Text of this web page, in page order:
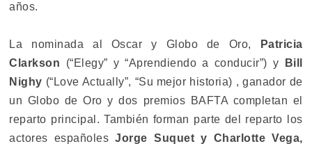
años.
La nominada al Oscar y Globo de Oro,
Patricia
Clarkson (“Elegy” y “Aprendiendo a conducir”) y
Bill
Nighy (“Love Actually”, “Su mejor historia) , ganador de
un Globo de Oro y dos premios BAFTA completan el
reparto principal. También forman parte del reparto los
actores españolesJorge Suquet y Charlotte Vega,